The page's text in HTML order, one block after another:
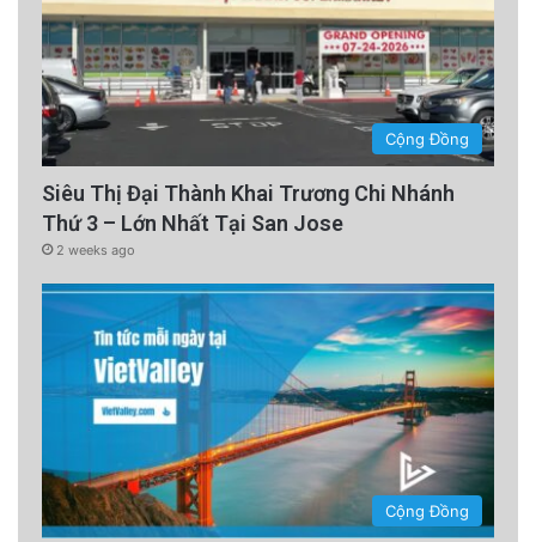
Cộng Đồng
Siêu Thị Đại Thành Khai Trương Chi Nhánh
Thứ 3 – Lớn Nhất Tại San Jose
2 weeks ago
Cộng Đồng